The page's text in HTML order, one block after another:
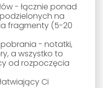
- łącznie ponad
na
fragmenty (5-20
- notatki,
a wszystko to
od rozpoczęcia
Ci